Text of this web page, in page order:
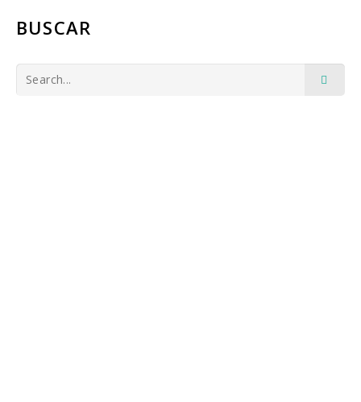
BUSCAR